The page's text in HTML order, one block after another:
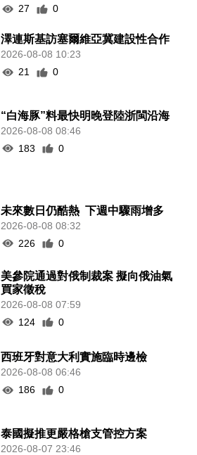
27
0
澤連斯基訪塞爾維亞冀建設性合作
2026-08-08 10:23
21
0
“白海豚”料最快明晚登陸浙閩沿海
2026-08-08 08:46
183
0
未來數日仍酷熱 下週中驟雨增多
2026-08-08 08:32
226
0
美參院通過對俄制裁案 擬向俄油氣
買家徵稅
2026-08-08 07:59
124
0
西班牙對意大利實施臨時邊檢
2026-08-08 06:46
186
0
泰國擬推更嚴格槍支管控方案
2026-08-07 23:46